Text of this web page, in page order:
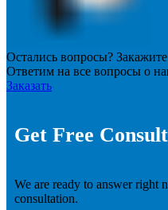
Остались вопросы?
Ответим на все вопросы о
Заказать
Get Free
We are ready to answer right
consultation.